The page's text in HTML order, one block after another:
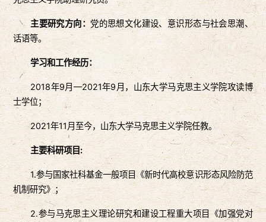
主要研究方向：党的思想文化建设、意识形态与社会思潮、
话语等。
学习和工作经历：
2018年9月—2021年9月，山东大学马克思主义学院攻读博
士学位；
2021年11月至今，山东大学马克思主义学院任教。
主要科研项目:
1.参与国家社科基金一般项目《新时代高校意识形态风险防范
机制研究》；
2.参与马克思主义理论研究和建设工程重大项目《加强党对